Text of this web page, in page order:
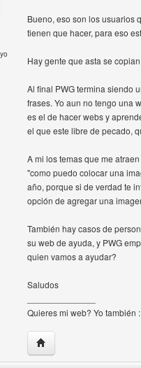
perfil del usuario
Bueno, eso son los usuarios
tienen que hacer, para eso
Hay gente que asta se
Al final PWG termina siendo
frases. Yo aun no tengo una
es el de hacer webs y
el que este libre de pecado,
A mi los temas que me
"como puedo colocar una
año, porque si de verdad te
opción de agregar una
También hay casos de
su web de ayuda, y PWG
quien vamos a ayudar?
Saludos
Quieres mi web? Yo también
Visitar sitio web del